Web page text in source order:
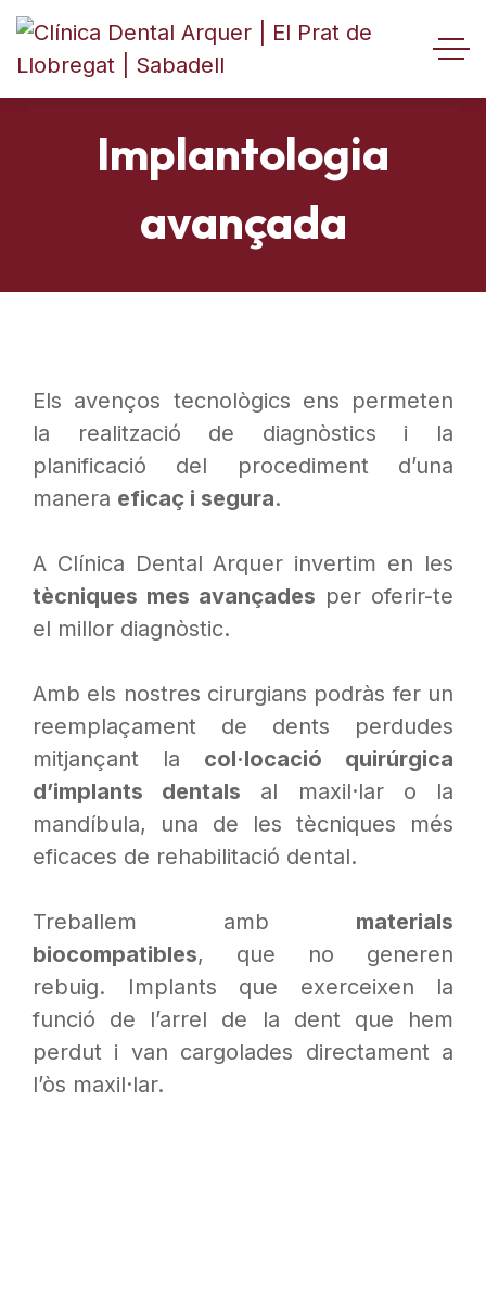
Implantologia
avançada
Els avenços tecnològics ens permeten
la realització de diagnòstics i la
planificació del procediment d’una
manera eficaç i segura.
A Clínica Dental Arquer invertim en les
tècniques mes avançades per oferir-te
el millor diagnòstic.
Amb els nostres cirurgians podràs fer un
reemplaçament de dents perdudes
mitjançant la col·locació quirúrgica
d’implants dentals al maxil·lar o la
mandíbula, una de les tècniques més
eficaces de rehabilitació dental.
Treballem amb materials
biocompatibles, que no generen
rebuig. Implants que exerceixen la
funció de l’arrel de la dent que hem
perdut i van cargolades directament a
l’òs maxil·lar.